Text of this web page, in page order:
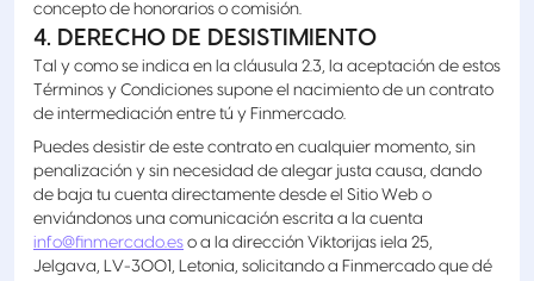
concepto de honorarios o comisión.
4. DERECHO DE DESISTIMIENTO
Tal y como se indica en la cláusula 2.3, la aceptación de estos
Términos y Condiciones supone el nacimiento de un contrato
de intermediación entre tú y Finmercado.
Puedes desistir de este contrato en cualquier momento, sin
penalización y sin necesidad de alegar justa causa, dando
de baja tu cuenta directamente desde el Sitio Web o
enviándonos una comunicación escrita a la cuenta
info@finmercado.es o a la dirección Viktorijas iela 25,
Jelgava, LV-3001, Letonia, solicitando a Finmercado que dé